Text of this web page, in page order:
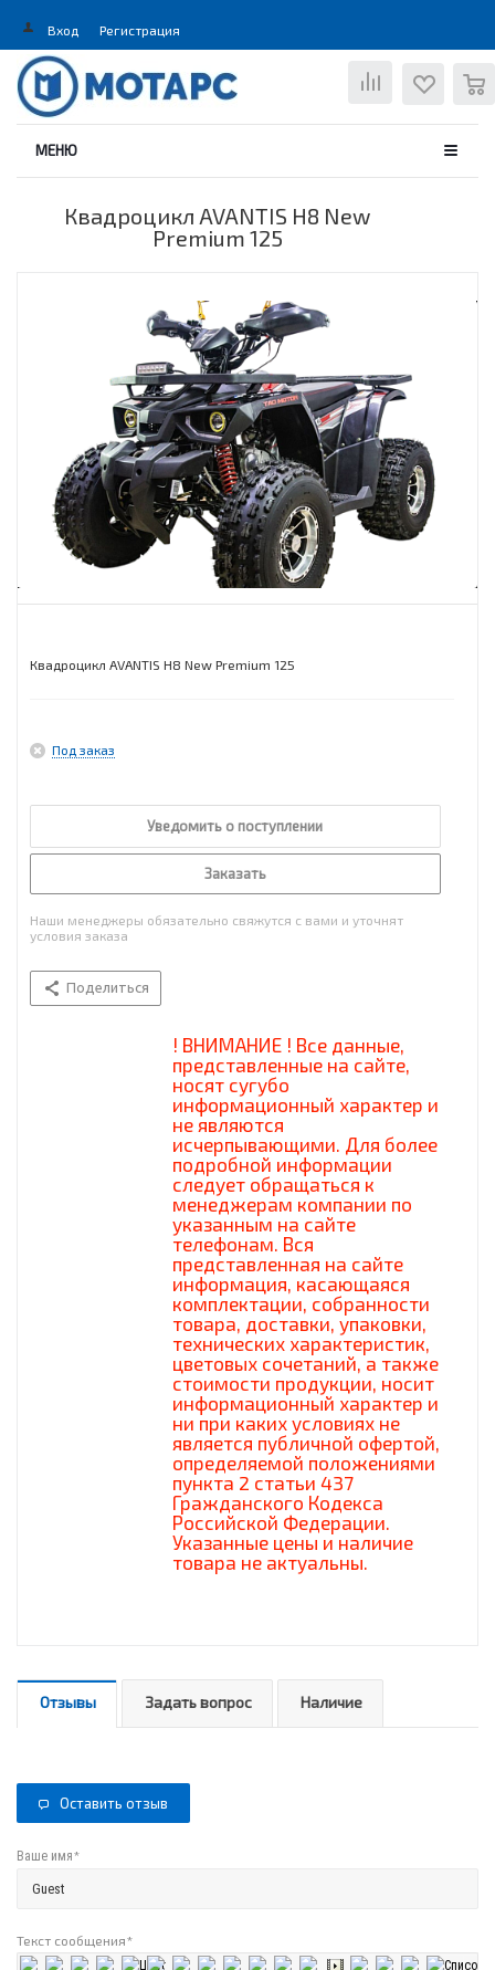
Вход Регистрация
МЕНЮ
Квадроцикл AVANTIS H8 New
Premium 125
Квадроцикл AVANTIS H8 New Premium 125
Под заказ
Уведомить о поступлении
Заказать
Наши менеджеры обязательно свяжутся с вами и уточнят
условия заказа
Поделиться
! ВНИМАНИЕ ! Все данные,
представленные на сайте,
носят сугубо
информационный характер и
не являются
исчерпывающими. Для более
подробной информации
следует обращаться к
менеджерам компании по
указанным на сайте
телефонам. Вся
представленная на сайте
информация, касающаяся
комплектации, собранности
товара, доставки, упаковки,
технических характеристик,
цветовых сочетаний, а также
стоимости продукции, носит
информационный характер и
ни при каких условиях не
является публичной офертой,
определяемой положениями
пункта 2 статьи 437
Гражданского Кодекса
Российской Федерации.
Указанные цены и наличие
товара не актуальны.
Отзывы Задать вопрос Наличие
Оставить отзыв
Ваше имя*
Текст сообщения*